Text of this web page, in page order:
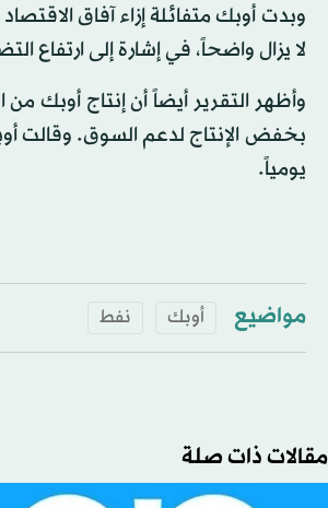
لا يزال واضحاً، في إشارة إلى ارتفاع
وأظهر التقرير أيضاً أن إنتاج أوبك
يومياً.
مواضيع أوبك نفط
مقالات ذات صلة